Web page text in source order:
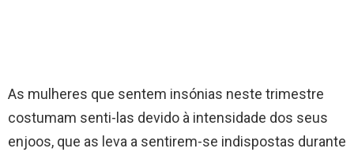
As mulheres que sentem insónias neste trimestre
costumam senti-las devido à intensidade dos seus
enjoos, que as leva a sentirem-se indispostas durante